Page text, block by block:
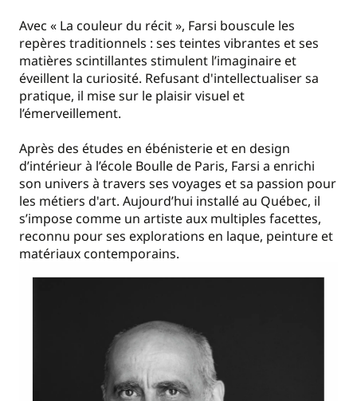
Avec « La couleur du récit », Farsi bouscule les
repères traditionnels : ses teintes vibrantes et ses
matières scintillantes stimulent l’imaginaire et
éveillent la curiosité. Refusant d'intellectualiser sa
pratique, il mise sur le plaisir visuel et
l’émerveillement.
Après des études en ébénisterie et en design
d’intérieur à l’école Boulle de Paris, Farsi a enrichi
son univers à travers ses voyages et sa passion pour
les métiers d'art. Aujourd’hui installé au Québec, il
s’impose comme un artiste aux multiples facettes,
reconnu pour ses explorations en laque, peinture et
matériaux contemporains.